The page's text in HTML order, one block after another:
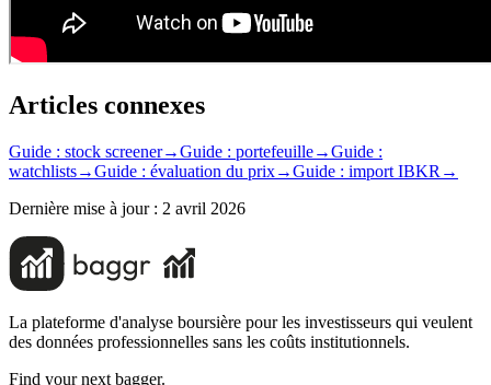
Articles connexes
Guide : stock screener→Guide : portefeuille→Guide :
watchlists→Guide : évaluation du prix→Guide : import IBKR →
Dernière mise à jour : 2 avril 2026
La plateforme d'analyse boursière pour les investisseurs qui veulent
des données professionnelles sans les coûts institutionnels.
Find your next bagger.